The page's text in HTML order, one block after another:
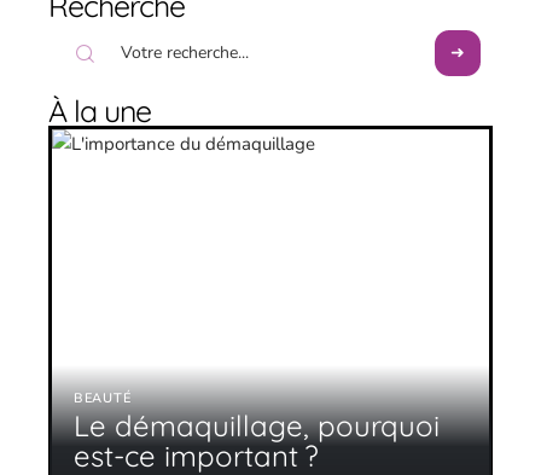
À la une
BEAUTÉ
Le démaquillage, pourquoi
est-ce important ?